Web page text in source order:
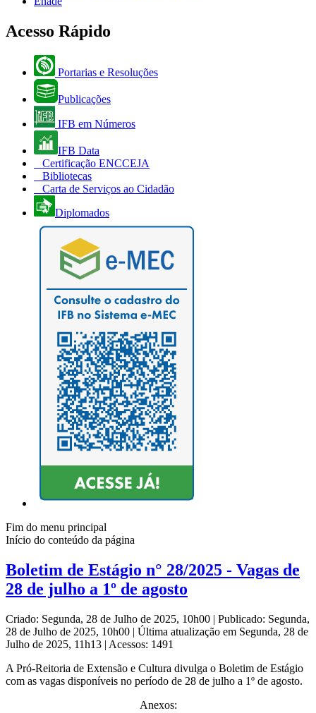
Acesso Rápido
Portarias e Resoluções
Publicações
IFB em Números
IFB Data
Certificação ENCCEJA
Bibliotecas
Carta de Serviços ao Cidadão
Diplomados
Fim do menu principal
Início do conteúdo da página
Boletim de Estágio n° 28/2025 - Vagas de
28 de julho a 1º de agosto
Criado: Segunda, 28 de Julho de 2025, 10h00 | Publicado: Segunda,
28 de Julho de 2025, 10h00 | Última atualização em Segunda, 28 de
Julho de 2025, 11h13 | Acessos: 1491
A Pró-Reitoria de Extensão e Cultura divulga o Boletim de Estágio
com as vagas disponíveis no período de 28 de julho a 1º de agosto.
Anexos: